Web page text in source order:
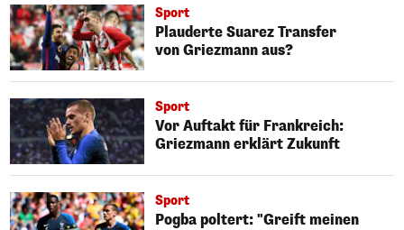
Sport
Plauderte Suarez Transfer
von Griezmann aus?
Sport
Vor Auftakt für Frankreich:
Griezmann erklärt Zukunft
Sport
Pogba poltert: "Greift meinen